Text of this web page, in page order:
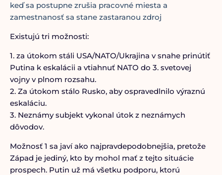
keď sa postupne zrušia pracovné miesta a
zamestnanosť sa stane zastaranou zdroj
Existujú tri možnosti:
1. za útokom stáli USA/NATO/Ukrajina v snahe prinútiť
Putina k eskalácii a vtiahnuť NATO do 3. svetovej
vojny v plnom rozsahu.
2. Za útokom stálo Rusko, aby ospravedlnilo výraznú
eskaláciu.
3. Neznámy subjekt vykonal útok z neznámych
dôvodov.
Možnosť 1 sa javí ako najpravdepodobnejšia, pretože
Západ je jediný, kto by mohol mať z tejto situácie
prospech. Putin už má všetku podporu, ktorú